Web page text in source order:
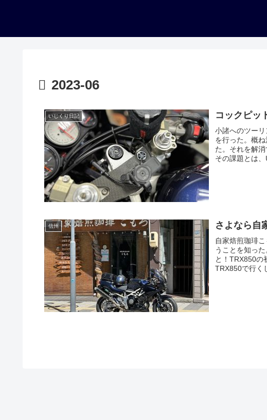
2023-06
いじくり日記 コックピッ
小諸へのツー
を行った。概
た。それを解
その課題とは
信州 さよなら自
自家焙煎珈琲
うことを知っ
と！TRX850の
TRX850で行く